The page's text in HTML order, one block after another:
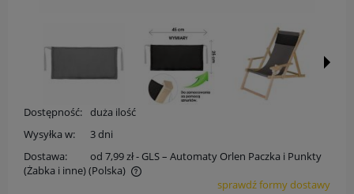
Dostępność: duża ilość
Wysyłka w:
3 dni
Dostawa:
od 7,99 zł- GLS – Automaty Orlen Paczka i Punkty
(Żabka i inne)(Polska)
Cena nie zawiera ewentualnych kosztów płatnościsprawdź formy dostawy